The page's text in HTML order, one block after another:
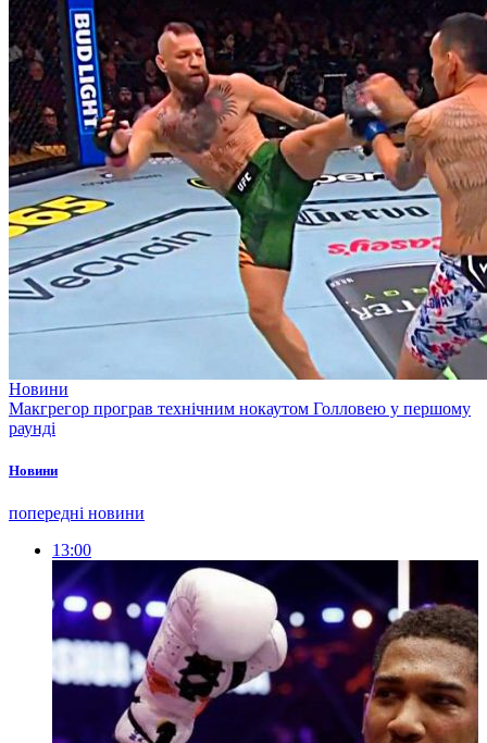
Новини
Макгрегор програв технічним нокаутом Голловею у першому
раунді
Новини
попередні новини
13:00